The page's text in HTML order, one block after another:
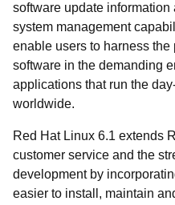
software update
system management
enable users to harness
software in the demanding
applications that run the
worldwide.
Red Hat Linux 6.1 extends
customer service and the
development by
easier to install, maintain